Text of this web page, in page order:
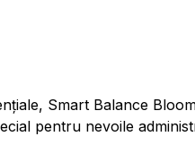
Smart Balance
pentru nevoile